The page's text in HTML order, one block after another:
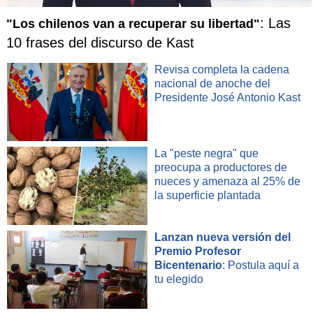
además de la compensación establecida en la tabla.
Abigeato genera pérdidas de
al menos $1.600 millones y
ganaderos alertan por
aumento de cara a Fiestas
Patrias
permite a emprendedores no
formalizados vender en
ferias y fondas esporádicas
5. Las personas pueden ceder su pasaje a otra persona
naturalsolo una vez.Este derecho es solo para vuelos
nacionales y no tiene costos asociados, siendo
límite para realizarlo 24 horas antes del vuelo.
"Los chilenos van a recuperar su libertad": Las
10 frases del discurso de Kast
Revisa completa la cadena
nacional de anoche del
Presidente José Antonio Kast
La "peste negra" que
preocupa a productores de
nueces y amenaza al 25% de
la superficie plantada
Lanzan nueva versión del
Premio Profesor
Bicentenario: Postula aquí a
tu elegido